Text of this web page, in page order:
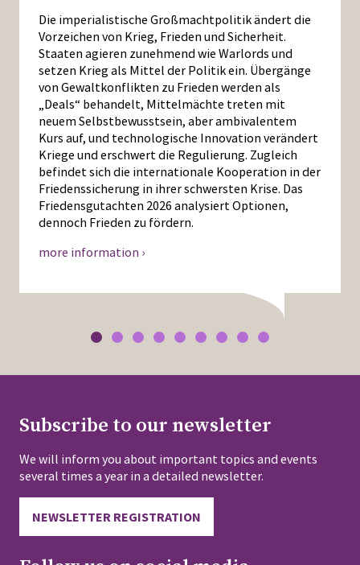
Die imperialistische Großmachtpolitik ändert die
Vorzeichen von Krieg, Frieden und Sicherheit.
Staaten agieren zunehmend wie Warlords und
setzen Krieg als Mittel der Politik ein. Übergänge
von Gewaltkonflikten zu Frieden werden als
„Deals“ behandelt, Mittelmächte treten mit
neuem Selbstbewusstsein, aber ambivalentem
Kurs auf, und technologische Innovation verändert
Kriege und erschwert die Regulierung. Zugleich
befindet sich die internationale Kooperation in der
Friedenssicherung in ihrer schwersten Krise. Das
Friedensgutachten 2026 analysiert Optionen,
dennoch Frieden zu fördern.
more information ›
Subscribe to our newsletter
We will inform you about important topics and events
several times a year in a detailed newsletter.
NEWSLETTER REGISTRATION